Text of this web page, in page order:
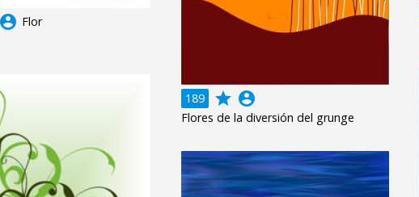
account_circle Flor
189 grade account_circle
Flores de la diversión del grunge